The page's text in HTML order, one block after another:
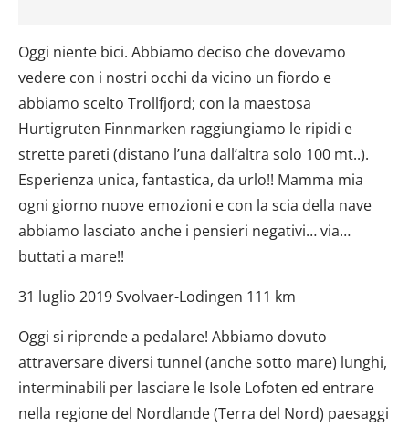
Oggi niente bici. Abbiamo deciso che dovevamo
vedere con i nostri occhi da vicino un fiordo e
abbiamo scelto Trollfjord; con la maestosa
Hurtigruten Finnmarken raggiungiamo le ripidi e
strette pareti (distano l’una dall’altra solo 100 mt..).
Esperienza unica, fantastica, da urlo!! Mamma mia
ogni giorno nuove emozioni e con la scia della nave
abbiamo lasciato anche i pensieri negativi… via…
buttati a mare!!
31 luglio 2019 Svolvaer-Lodingen 111 km
Oggi si riprende a pedalare! Abbiamo dovuto
attraversare diversi tunnel (anche sotto mare) lunghi,
interminabili per lasciare le Isole Lofoten ed entrare
nella regione del Nordlande (Terra del Nord) paesaggi